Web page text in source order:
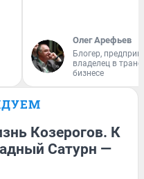
Олег Арефьев
Блогер,
владелец в
бизнесе
Козерогов. К
Сатурн —